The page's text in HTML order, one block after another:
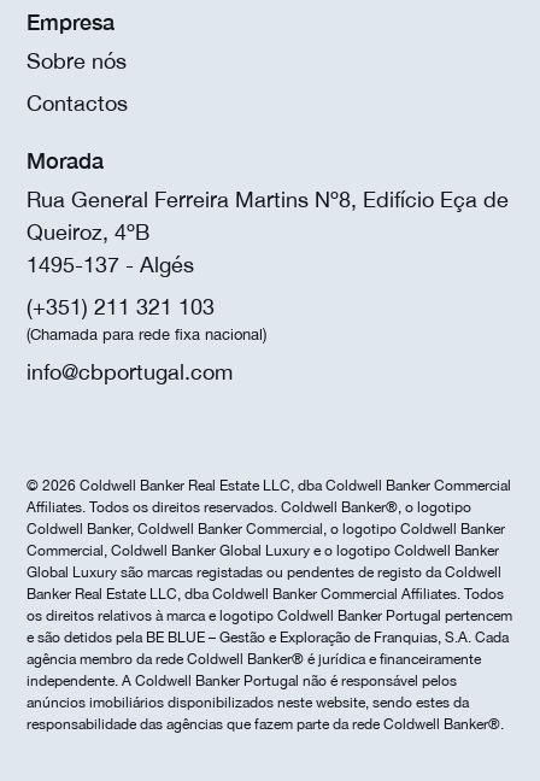
Empresa
Sobre nós
Contactos
Morada
Rua General Ferreira Martins Nº8, Edifício Eça de
Queiroz, 4ºB
1495-137 - Algés
(+351) 211 321 103
(Chamada para rede fixa nacional)
info@cbportugal.com
© 2026 Coldwell Banker Real Estate LLC, dba Coldwell Banker Commercial
Affiliates. Todos os direitos reservados. Coldwell Banker®, o logotipo
Coldwell Banker, Coldwell Banker Commercial, o logotipo Coldwell Banker
Commercial, Coldwell Banker Global Luxury e o logotipo Coldwell Banker
Global Luxury são marcas registadas ou pendentes de registo da Coldwell
Banker Real Estate LLC, dba Coldwell Banker Commercial Affiliates. Todos
os direitos relativos à marca e logotipo Coldwell Banker Portugal pertencem
e são detidos pela BE BLUE – Gestão e Exploração de Franquias, S.A. Cada
agência membro da rede Coldwell Banker® é jurídica e financeiramente
independente. A Coldwell Banker Portugal não é responsável pelos
anúncios imobiliários disponibilizados neste website, sendo estes da
responsabilidade das agências que fazem parte da rede Coldwell Banker®.